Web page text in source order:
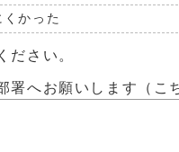
くかった
ださい。
署へお願いします（